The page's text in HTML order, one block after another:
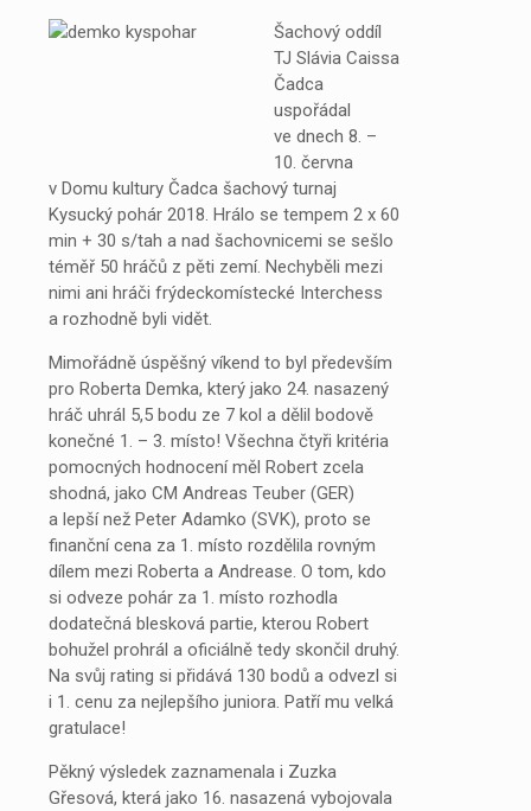
Šachový oddíl
TJ Slávia Caissa
Čadca
uspořádal
ve dnech 8. –
10. června
v Domu kultury Čadca šachový turnaj
Kysucký pohár 2018. Hrálo se tempem 2 x 60
min + 30 s/tah a nad šachovnicemi se sešlo
téměř 50 hráčů z pěti zemí. Nechyběli mezi
nimi ani hráči frýdeckomístecké Interchess
a rozhodně byli vidět.
Mimořádně úspěšný víkend to byl především
pro Roberta Demka, který jako 24. nasazený
hráč uhrál 5,5 bodu ze 7 kol a dělil bodově
konečné 1. – 3. místo! Všechna čtyři kritéria
pomocných hodnocení měl Robert zcela
shodná, jako CM Andreas Teuber (GER)
a lepší než Peter Adamko (SVK), proto se
finanční cena za 1. místo rozdělila rovným
dílem mezi Roberta a Andrease. O tom, kdo
si odveze pohár za 1. místo rozhodla
dodatečná blesková partie, kterou Robert
bohužel prohrál a oficiálně tedy skončil druhý.
Na svůj rating si přidává 130 bodů a odvezl si
i 1. cenu za nejlepšího juniora. Patří mu velká
gratulace!
Pěkný výsledek zaznamenala i Zuzka
Gřesová, která jako 16. nasazená vybojovala